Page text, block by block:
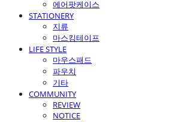
에어팟케이스
STATIONERY
지류
마스킹테이프
LIFE STYLE
마우스패드
파우치
기타
COMMUNITY
REVIEW
NOTICE